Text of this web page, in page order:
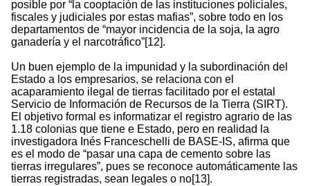
posible por “la cooptación de las instituciones policiales,
fiscales y judiciales por estas mafias”, sobre todo en los
departamentos de “mayor incidencia de la soja, la agro
ganadería y el narcotráfico”[12].
Un buen ejemplo de la impunidad y la subordinación del
Estado a los empresarios, se relaciona con el
acaparamiento ilegal de tierras facilitado por el estatal
Servicio de Información de Recursos de la Tierra (SIRT).
El objetivo formal es informatizar el registro agrario de las
1.18 colonias que tiene e Estado, pero en realidad la
investigadora Inés Franceschelli de BASE-IS, afirma que
es el modo de “pasar una capa de cemento sobre las
tierras irregulares”, pues se reconoce automáticamente las
tierras registradas, sean legales o no[13].